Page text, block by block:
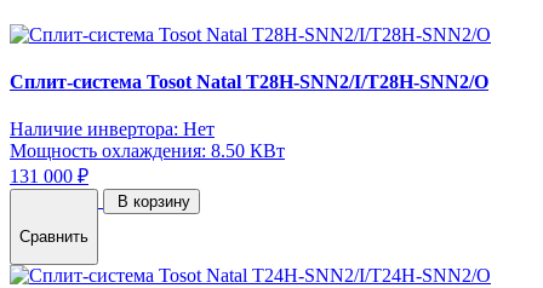
Сплит-система Tosot Natal T28H-SNN2/I/T28H-SNN2/O
Наличие инвертора: Нет
Мощность охлаждения: 8.50 КВт
131 000 ₽
Сравнить
В корзину